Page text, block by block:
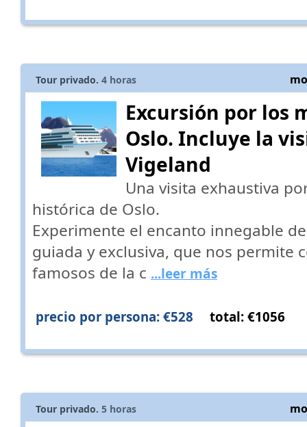
Tour privado. 4 horas
Excursión por los
Oslo. Incluye la
Vigeland
Una visita exhaustiva
histórica de Oslo.
Experimente el encanto innegable
guiada y exclusiva, que nos permite
famosos de la c ...leer más
precio por persona: €528 total: €1056
Tour privado. 5 horas